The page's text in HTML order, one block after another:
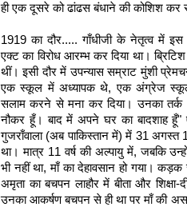
ही एक दूसरे को ढांढस बंधाने की कोशिश कर
1919 का दौर..... गाँधीजी के नेतृत्व में
एक्ट का विरोध आरम्भ कर दिया था।
थीं। इसी दौर में उपन्यास सम्राट मुंशी
एक स्कूल में अध्यापक थे, एक अंग्रेज
सलाम करने से मना कर दिया। उनका
नौकर हूँ। बाद में अपने घर का बादशाह हूँ"
गुजराँवाला (अब पाकिस्तान में) में 31
था। मात्र 11 वर्ष की अल्पायु में, जबकि
भी नहीं था, माँ का देहावसान हो गया।
अमृता का बचपन लाहौर में बीता और शिक्षा-
उनका आकर्षण बचपन से ही था पर माँ की